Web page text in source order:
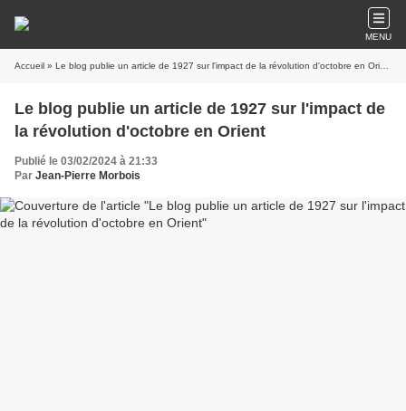
MENU
Accueil » Le blog publie un article de 1927 sur l'impact de la révolution d'octobre en Orient
Le blog publie un article de 1927 sur l'impact de
la révolution d'octobre en Orient
Publié le 03/02/2024 à 21:33
Par Jean-Pierre Morbois